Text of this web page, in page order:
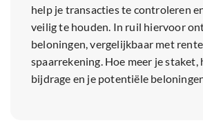
help je transacties te controleren
veilig te houden. In ruil hiervoor
beloningen, vergelijkbaar met
spaarrekening. Hoe meer je staket,
bijdrage en je potentiële